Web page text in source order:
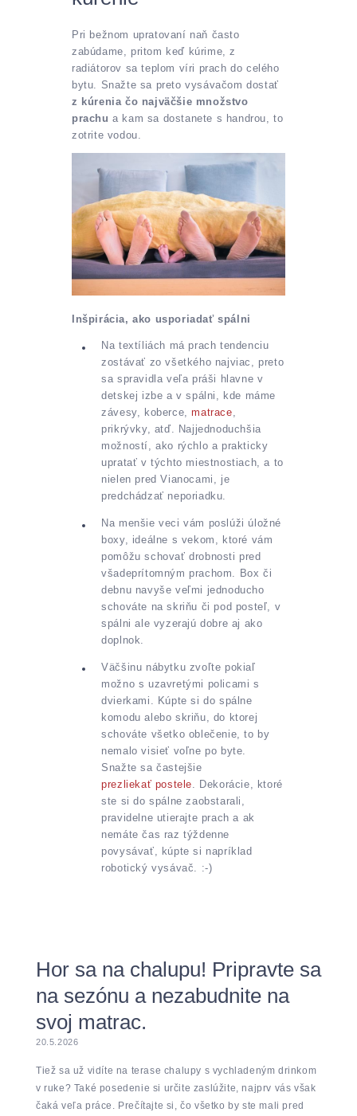
Pri bežnom upratovaní naň často
zabúdame, pritom keď kúrime, z
radiátorov sa teplom víri prach do celého
bytu. Snažte sa preto vysávačom dostať
z kúrenia čo najväčšie množstvo
prachu a kam sa dostanete s handrou, to
zotrite vodou.
Inšpirácia, ako usporiadať spálni
Na textíliách má prach tendenciu
zostávať zo všetkého najviac, preto
sa spravidla veľa práši hlavne v
detskej izbe a v spálni, kde máme
závesy, koberce,matrace,
prikrývky, atď. Najjednoduchšia
možností, ako rýchlo a prakticky
upratať v týchto miestnostiach, a to
nielen pred Vianocami, je
predchádzať neporiadku.
Na menšie veci vám poslúži úložné
boxy, ideálne s vekom, ktoré vám
pomôžu schovať drobnosti pred
všadeprítomným prachom. Box či
debnu navyše veľmi jednoducho
schováte na skriňu či pod posteľ, v
spálni ale vyzerajú dobre aj ako
doplnok.
Väčšinu nábytku zvoľte pokiaľ
možno s uzavretými policami s
dvierkami. Kúpte si do spálne
komodu alebo skriňu, do ktorej
schováte všetko oblečenie, to by
nemalo visieť voľne po byte.
Snažte sa častejšie
prezliekať postele . Dekorácie, ktoré
ste si do spálne zaobstarali,
pravidelne utierajte prach a ak
nemáte čas raz týždenne
povysávať, kúpte si napríklad
robotický vysávač. :-)
Hor sa na chalupu! Pripravte sa
na sezónu a nezabudnite na
svoj matrac.
20.5.2026
Tiež sa už vidíte na terase chalupy s vychladeným drinkom
v ruke? Také posedenie si určite zaslúžite, najprv vás však
čaká veľa práce. Prečítajte si, čo všetko by ste mali pred